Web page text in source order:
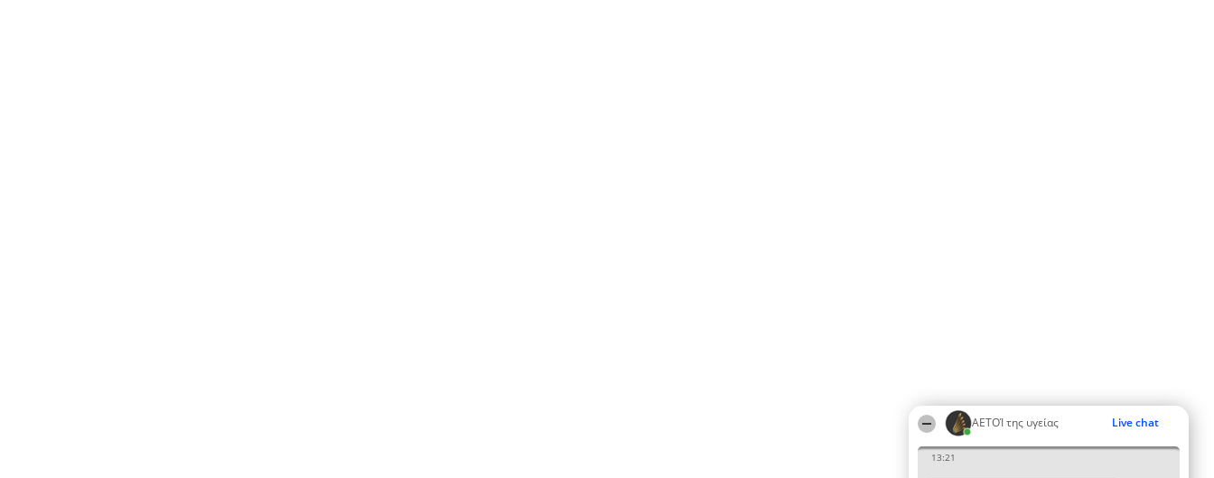
ΑΕΤΟΊ της υγείας Live chat
13:21